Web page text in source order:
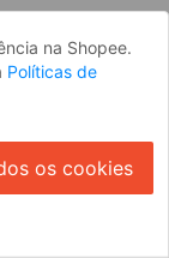
na Shopee.
Políticas de
os cookies